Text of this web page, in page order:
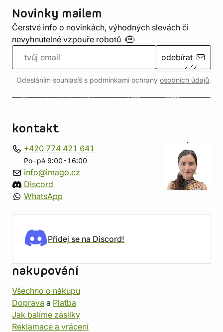
Novinky mailem
Čerstvé info o novinkách, výhodných slevách či
nevyhnutelné vzpouře robotů
odebírat
Odesláním souhlasíš s podmínkami ochrany osobních údajů.
kontakt
+420 774 421 641
Po-pá 9:00-16:00
info@imago.cz
Discord
WhatsApp
Přidej se na Discord!
nakupování
Všechno o nákupu
Doprava a Platba
Jak balíme zásilky
Reklamace a vrácení